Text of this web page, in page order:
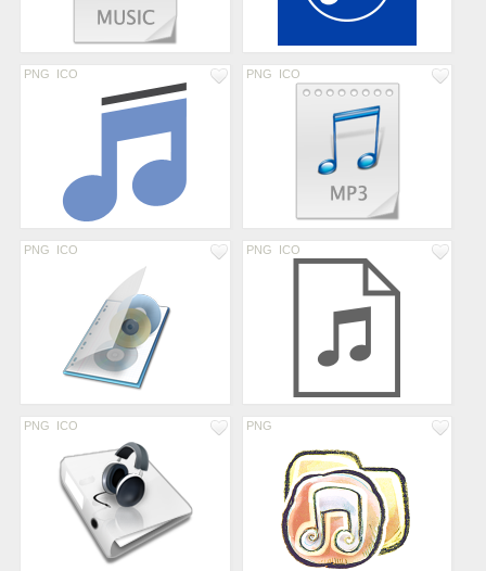
PNG ICO PNG ICO
PNG ICO PNG ICO
PNG ICO PNG